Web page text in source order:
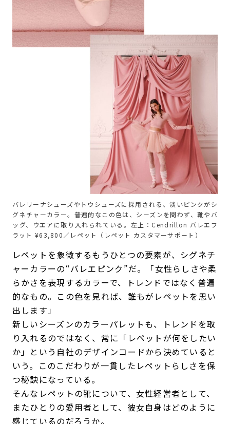
バレリーナシューズやトウシューズに採用される、淡いピンクがシ
グネチャーカラー。普遍的なこの色は、シーズンを問わず、靴やバ
ッグ、ウエアに取り入れられている。左上：Cendrillon バレエフ
ラット ¥63,800／レペット（レペット カスタマーサポート）
レペットを象徴するもうひとつの要素が、シグネチ
ャーカラーの“バレエピンク”だ。「女性らしさや柔
らかさを表現するカラーで、トレンドではなく普遍
的なもの。この色を見れば、誰もがレペットを思い
出します」
新しいシーズンのカラーパレットも、トレンドを取
り入れるのではなく、常に「レペットが何をしたい
か」という自社のデザインコードから決めていると
いう。このこだわりが一貫したレペットらしさを保
つ秘訣になっている。
そんなレペットの靴について、女性経営者として、
またひとりの愛用者として、彼女自身はどのように
感じているのだろうか。